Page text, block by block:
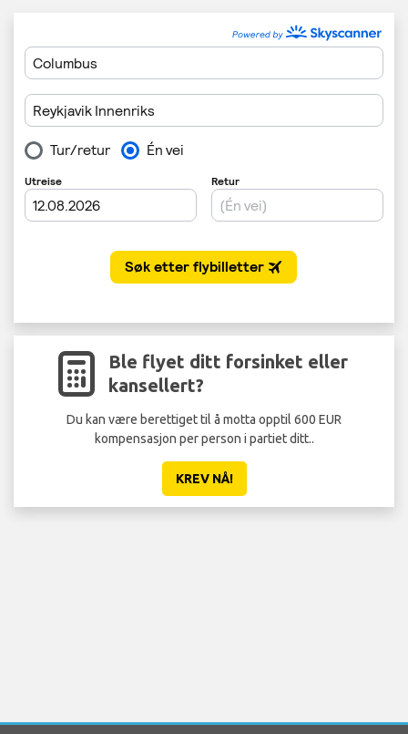
Ble flyet ditt forsinket eller
kansellert?
Du kan være berettiget til å motta opptil 600 EUR
kompensasjon per person i partiet ditt..
KREV NÅ!